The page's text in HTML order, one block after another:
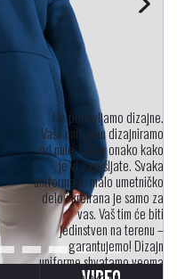
Ne ponavljamo dizajne.
Vašu uniformu dizajniramo
od nule, tačno onako kako
je vi zamišljate. Svaka
uniforma je malo umetničko
delo i kreirana je samo za
vas. Vaš tim će biti
jedinstven na terenu –
garantujemo! Dizajn
uniforme shvatamo veoma